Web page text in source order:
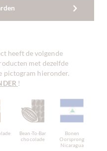
heeft de volgende
met dezelfde
pictogram hieronder.
!
Bean-To-Bar
chocolade
Bonen
Oorsprong
Nicaragua